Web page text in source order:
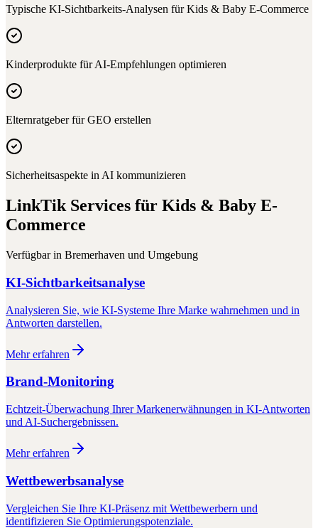
Typische KI-Sichtbarkeits-Analysen fürKids & Baby E-Commerce
Kinderprodukte für AI-Empfehlungen optimieren
Elternratgeber für GEO erstellen
Sicherheitsaspekte in AI kommunizieren
LinkTik Services für Kids & Baby E-
Commerce
Verfügbar in Bremerhaven und Umgebung
KI-Sichtbarkeitsanalyse
Analysieren Sie, wie KI-Systeme Ihre Marke wahrnehmen und in
Antworten darstellen.
Mehr erfahren
Brand-Monitoring
Echtzeit-Überwachung Ihrer Markenerwähnungen in KI-Antworten
und AI-Suchergebnissen.
Mehr erfahren
Wettbewerbsanalyse
Vergleichen Sie Ihre KI-Präsenz mit Wettbewerbern und
identifizieren Sie Optimierungspotenziale.